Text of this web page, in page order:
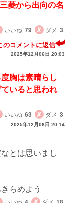
菱から出向の名
いいね 79 ダメ 3
のコメントに返信
2025年12月06日 20:03
胸は素晴らし
いると思われ
いいね 63 ダメ 3
2025年12月06日 20:14
とは思いまし
らめよう